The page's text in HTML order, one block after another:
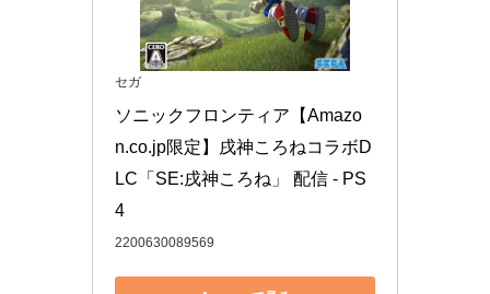
セガ
ソニックフロンティア【Amazo
n.co.jp限定】戌神ころねコラボD
LC「SE:戌神ころね」 配信 - PS
4
2200630089569